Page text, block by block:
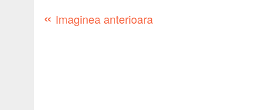
« Imaginea anterioara